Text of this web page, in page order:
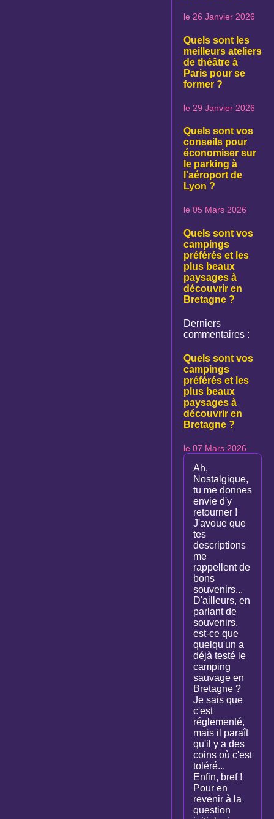
le 26 Janvier 2026
Quels sont les
meilleurs ateliers
de théâtre à
Paris pour se
former ?
le 29 Janvier 2026
Quels sont vos
conseils pour
économiser sur
le parking à
l'aéroport de
Lyon ?
le 05 Mars 2026
Quels sont vos
campings
préférés et les
plus beaux
paysages à
découvrir en
Bretagne ?
Derniers
commentaires :
Quels sont vos
campings
préférés et les
plus beaux
paysages à
découvrir en
Bretagne ?
le 07 Mars 2026
Ah,
Nostalgique,
tu me donnes
envie d'y
retourner !
J'avoue que
tes
descriptions
me
rappellent de
bons
souvenirs...
D'ailleurs, en
parlant de
souvenirs,
est-ce que
quelqu'un a
déjà testé le
camping
sauvage en
Bretagne ?
Je sais que
c'est
réglementé,
mais il paraît
qu'il y a des
coins où c'est
toléré...
Enfin, bref !
Pour en
revenir à la
question